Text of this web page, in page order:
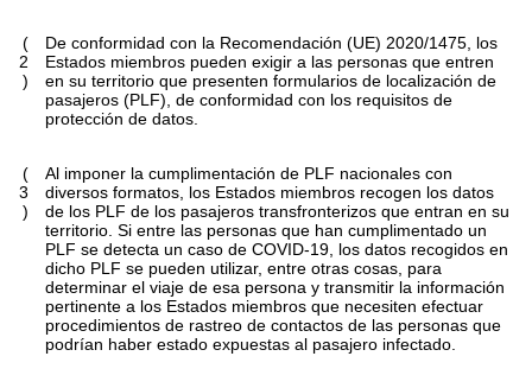
(
2
)
De conformidad con la Recomendación (UE) 2020/1475, los
Estados miembros pueden exigir a las personas que entren
en su territorio que presenten formularios de localización de
pasajeros (PLF), de conformidad con los requisitos de
protección de datos.
(
3
)
Al imponer la cumplimentación de PLF nacionales con
diversos formatos, los Estados miembros recogen los datos
de los PLF de los pasajeros transfronterizos que entran en su
territorio. Si entre las personas que han cumplimentado un
PLF se detecta un caso de COVID-19, los datos recogidos en
dicho PLF se pueden utilizar, entre otras cosas, para
determinar el viaje de esa persona y transmitir la información
pertinente a los Estados miembros que necesiten efectuar
procedimientos de rastreo de contactos de las personas que
podrían haber estado expuestas al pasajero infectado.